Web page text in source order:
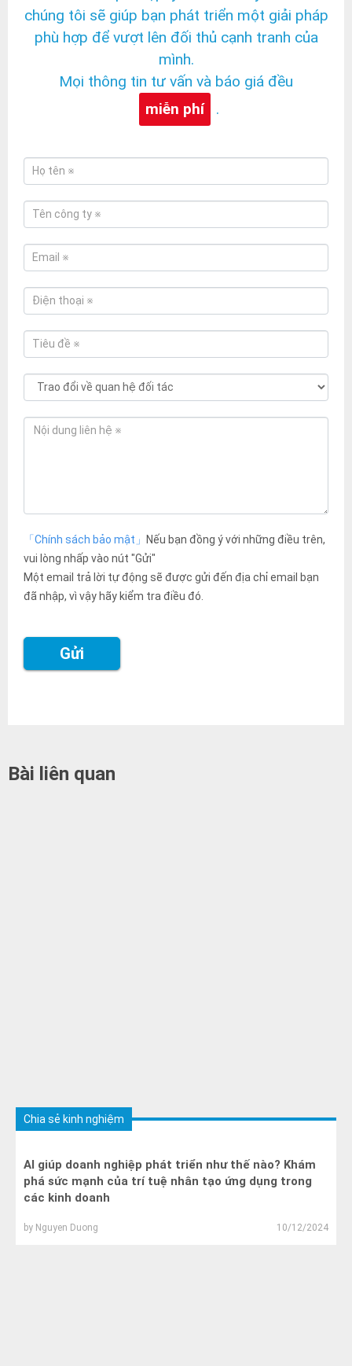
chúng tôi sẽ giúp bạn phát triển một giải pháp
phù hợp để vượt lên đối thủ cạnh tranh của
mình.
Mọi thông tin tư vấn và báo giá đều
miễn phí
.
「Chính sách bảo mật」 Nếu bạn đồng ý với những điều trên,
vui lòng nhấp vào nút "Gửi"
Một email trả lời tự động sẽ được gửi đến địa chỉ email bạn
đã nhập, vì vậy hãy kiểm tra điều đó.
Bài liên quan
Chia sẻ kinh nghiệm
AI giúp doanh nghiệp phát triển như thế nào? Khám
phá sức mạnh của trí tuệ nhân tạo ứng dụng trong
các kinh doanh
by Nguyen Duong 10/12/2024